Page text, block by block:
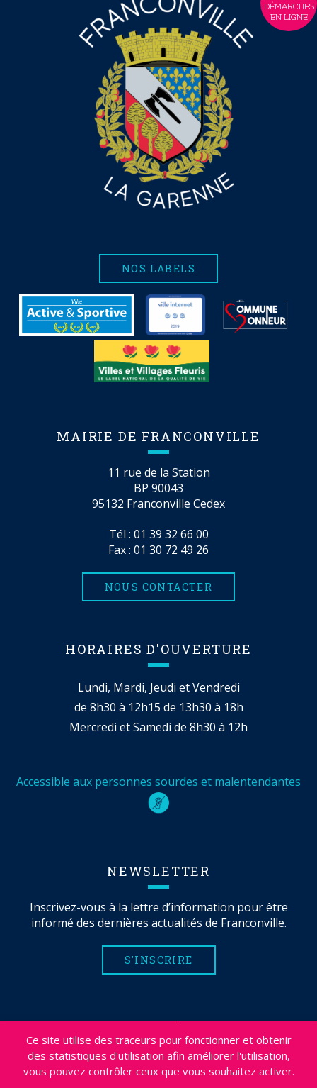
Ce site utilise des traceurs pour fonctionner et obtenir
des statistiques d'utilisation afin améliorer l'utilisation,
vous pouvez contrôler ceux que vous souhaitez activer.
NOS LABELS
MAIRIE DE FRANCONVILLE
11 rue de la Station
BP 90043
95132 Franconville Cedex
Tél : 01 39 32 66 00
Fax : 01 30 72 49 26
NOUS CONTACTER
HORAIRES D'OUVERTURE
Lundi, Mardi, Jeudi et Vendredi
de 8h30 à 12h15 de 13h30 à 18h
Mercredi et Samedi de 8h30 à 12h
Accessible aux personnes sourdes et malentendantes
NEWSLETTER
Inscrivez-vous à la lettre d’information pour être
informé des dernières actualités de Franconville.
S'INSCRIRE
MENTIONS LÉGALES
PLAN DU SITE
CRÉDITS
PROJETS
DÉMARCHES
EN LIGNE